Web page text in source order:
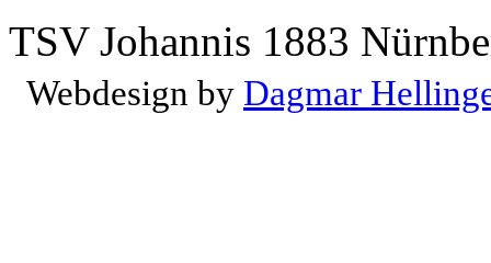
TSV Johannis 1883
Webdesign by Dagmar